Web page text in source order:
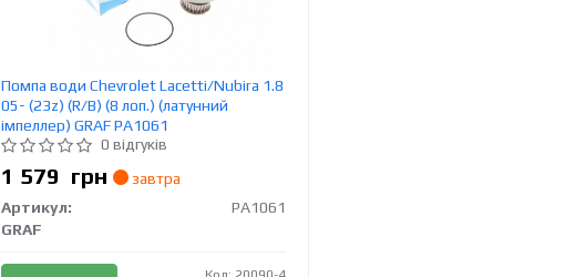
Помпа води Chevrolet Lacetti/Nubira 1.8
05- (23z) (R/B) (8 лоп.) (латунний
імпеллер) GRAF PA1061
0 відгуків
1 579 грн
завтра
Артикул:
PA1061
GRAF